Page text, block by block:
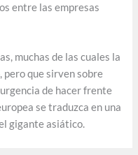
entre las empresas
muchas de las cuales la
pero que sirven sobre
de hacer frente
se traduzca en una
gigante asiático.